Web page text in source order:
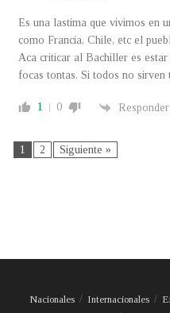
Es una lastima que vivimos en
como Francia, Chile, etc el
Aca criticar al Bachiller es
focas tontas. Si todos no sirven
1 0 Responder
1 2 Siguiente »
Nacionales Internacionales